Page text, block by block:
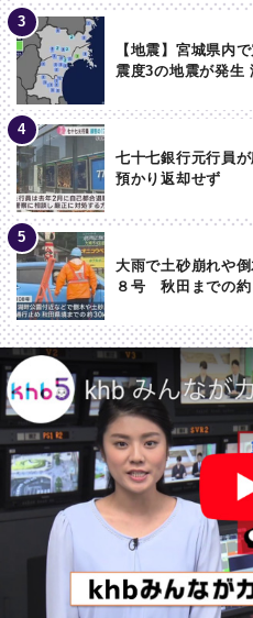
【地震】宮城県内
震度3の地震が発生
七十七銀行元行員
預かり返却せず
大雨で土砂崩れや
８号 秋田までの約